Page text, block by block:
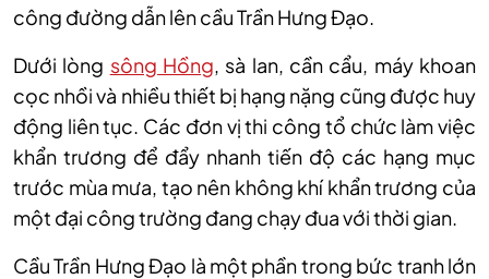
công đường dẫn lên cầu Trần Hưng Đạo.
Dưới lòng sông Hồng, sà lan, cần cẩu, máy khoan
cọc nhồi và nhiều thiết bị hạng nặng cũng được huy
động liên tục. Các đơn vị thi công tổ chức làm việc
khẩn trương để đẩy nhanh tiến độ các hạng mục
trước mùa mưa, tạo nên không khí khẩn trương của
một đại công trường đang chạy đua với thời gian.
Cầu Trần Hưng Đạo là một phần trong bức tranh lớn